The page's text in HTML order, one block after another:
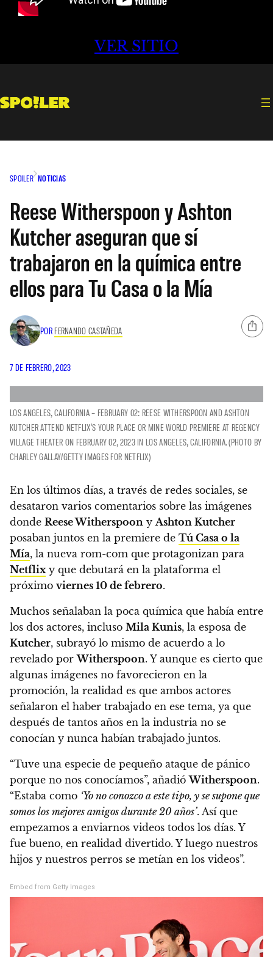
VER SITIO
SPOILER NOTICIAS
Reese Witherspoon y Ashton
Kutcher aseguran que sí
trabajaron en la química entre
ellos para Tu Casa o la Mía
POR FERNANDO CASTAÑEDA
7 DE FEBRERO, 2023
LOS ANGELES, CALIFORNIA – FEBRUARY 02: REESE WITHERSPOON AND ASHTON
KUTCHER ATTEND NETFLIX'S YOUR PLACE OR MINE WORLD PREMIERE AT REGENCY
VILLAGE THEATER ON FEBRUARY 02, 2023 IN LOS ANGELES, CALIFORNIA. (PHOTO BY
CHARLEY GALLAY/GETTY IMAGES FOR NETFLIX)
En los últimos días, a través de redes sociales, se
desataron varios comentarios sobre las imágenes
donde Reese Witherspoon y Ashton Kutcher
posaban juntos en la premiere de Tú Casa o la
Mía, la nueva rom-com que protagonizan para
Netflix y que debutará en la plataforma el
próximo viernes 10 de febrero.
Muchos señalaban la poca química que había entre
los dos actores, incluso Mila Kunis, la esposa de
Kutcher, subrayó lo mismo de acuerdo a lo
revelado porWitherspoon. Y aunque es cierto que
algunas imágenes no favorecieron en la
promoción, la realidad es que ambos actores
señalaron el haber trabajado en ese tema, ya que
después de tantos años en la industria no se
conocían y nunca habían trabajado juntos.
“Tuve una especie de pequeño ataque de pánico
porque no nos conocíamos”, añadióWitherspoon.
“Estaba como ‘Yo no conozco a este tipo, y se supone que
somos los mejores amigos durante 20 años’. Así que
empezamos a enviarnos videos todos los días. Y
fue bueno, en realidad divertido. Y luego nuestros
hijos y nuestros perros se metían en los videos”.
Embed from Getty Images